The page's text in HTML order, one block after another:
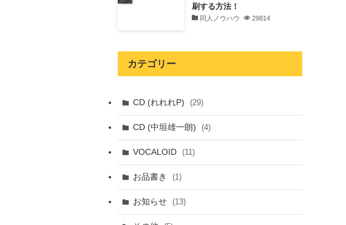
刷する方法！
同人ノウハウ 29814
カテゴリー
CD (れれれP) (29)
CD (中垣雄一朗) (4)
VOCALOID (11)
お品書き (1)
お知らせ (13)